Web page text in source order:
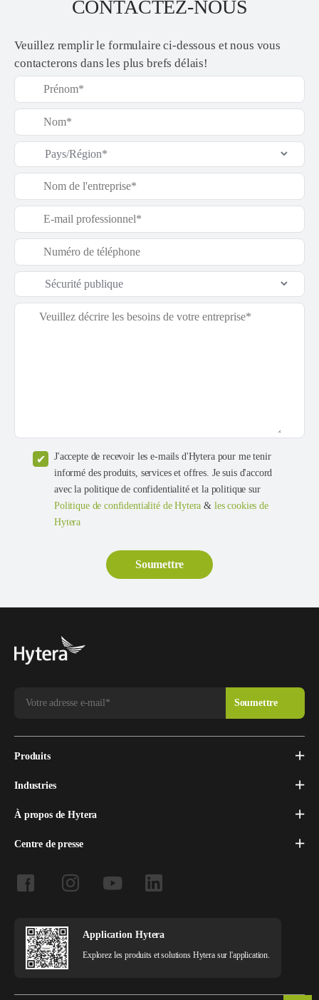
CONTACTEZ-NOUS
Veuillez remplir le formulaire ci-dessous et nous vous
contacterons dans les plus brefs délais!
J'accepte de recevoir les e-mails d'Hytera pour me tenir
informé des produits, services et offres. Je suis d'accord
avec la politique de confidentialité et la politique sur
Politique de confidentialité de Hytera & les cookies de
Hytera
Produits
Industries
À propos de Hytera
Centre de presse
Application Hytera
Explorez les produits et solutions Hytera sur l'application.